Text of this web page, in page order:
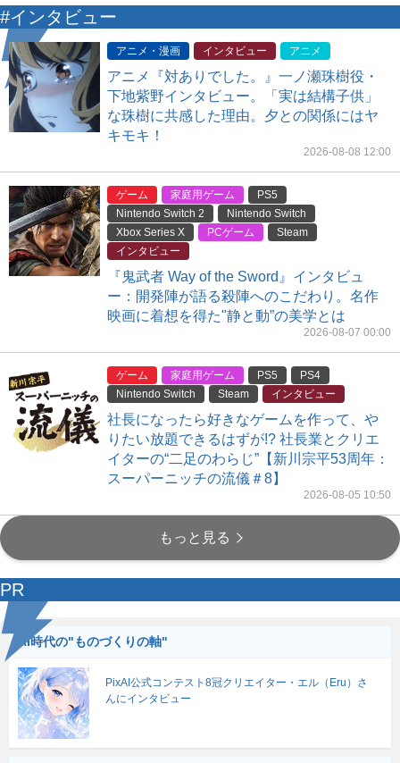
#インタビュー
アニメ・漫画 インタビュー アニメ
アニメ『対ありでした。』一ノ瀬珠樹役・
下地紫野インタビュー。「実は結構子供」
な珠樹に共感した理由。夕との関係にはヤ
キモキ！
2026-08-08 12:00
ゲーム 家庭用ゲーム
PS5
Nintendo Switch 2
Nintendo Switch
Xbox Series X
PCゲーム
Steam
インタビュー
『鬼武者 Way of the Sword』インタビュ
ー：開発陣が語る殺陣へのこだわり。名作
映画に着想を得た"静と動”の美学とは
2026-08-07 00:00
ゲーム 家庭用ゲーム PS5
PS4
Nintendo Switch
Steam インタビュー
社長になったら好きなゲームを作って、や
りたい放題できるはずが!? 社長業とクリエ
イターの“二足のわらじ”【新川宗平53周年：
スーパーニッチの流儀＃8】
2026-08-05 10:50
もっと見る
PR
AI時代の"ものづくりの軸"
PixAI公式コンテスト8冠クリエイター・エル（Eru）さ
んにインタビュー